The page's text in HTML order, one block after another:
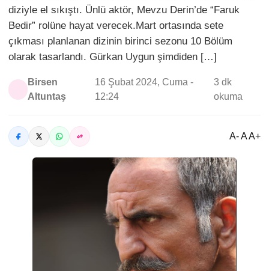
diziyle el sıkıştı. Ünlü aktör, Mevzu Derin’de “Faruk
Bedir” rolüne hayat verecek.Mart ortasında sete
çıkması planlanan dizinin birinci sezonu 10 Bölüm
olarak tasarlandı. Gürkan Uygun şimdiden […]
Birsen
Altuntaş
16 Şubat 2024, Cuma -
12:24
3 dk
okuma
A- A A+